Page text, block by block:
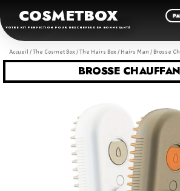
COSMETBOX
VOTRE KIT PERFECTION POUR DES CHEVEUX EN BONNE SANTÉ
Accueil /The Cosmet Box/The Hairs Box/ Hairs Man / Brosse
BROSSE